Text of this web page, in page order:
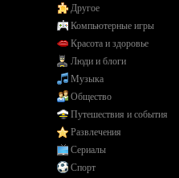
Другое
Компьютерные игры
Красота и здоровье
Люди и блоги
Музыка
Общество
Путешествия и события
Развлечения
Сериалы
Спорт